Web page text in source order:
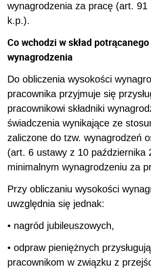
wynagrodzenia za pracę (art. 91
k.p.).
Co wchodzi w skład potrącanego
wynagrodzenia
Do obliczenia wysokości
pracownika przyjmuje się
pracownikowi składniki
świadczenia wynikające ze
zaliczone do tzw. wynagrodzeń
(art. 6 ustawy z 10 października
minimalnym wynagrodzeniu za
Przy obliczaniu wysokości
uwzględnia się jednak:
• nagród jubileuszowych,
• odpraw pieniężnych
pracownikom w związku z